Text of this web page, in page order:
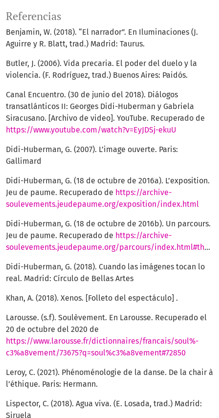
Referencias
Benjamin, W. (2018). “El narrador”. En Iluminaciones (J.
Aguirre y R. Blatt, trad.) Madrid: Taurus.
Butler, J. (2006). Vida precaria. El poder del duelo y la
violencia. (F. Rodríguez, trad.) Buenos Aires: Paidós.
Canal Encuentro. (30 de junio del 2018). Diálogos
transatlánticos II: Georges Didi-Huberman y Gabriela
Siracusano. [Archivo de video]. YouTube. Recuperado de
https://www.youtube.com/watch?v=EyJDSj-ekuU
Didi-Huberman, G. (2007). L’image ouverte. Paris:
Gallimard
Didi-Huberman, G. (18 de octubre de 2016a). L’exposition.
Jeu de paume. Recuperado de https://archive-
soulevements.jeudepaume.org/exposition/index.html
Didi-Huberman, G. (18 de octubre de 2016b). Un parcours.
Jeu de paume. Recuperado de https://archive-
soulevements.jeudepaume.org/parcours/index.html#theme_gestes
Didi-Huberman, G. (2018). Cuando las imágenes tocan lo
real. Madrid: Círculo de Bellas Artes
Khan, A. (2018). Xenos. [Folleto del espectáculo] .
Larousse. (s.f). Soulèvement. En Larousse. Recuperado el
20 de octubre del 2020 de
https://www.larousse.fr/dictionnaires/francais/soul%-
c3%a8vement/73675?q=soul%c3%a8vement#72850
Leroy, C. (2021). Phénoménologie de la danse. De la chair à
l’éthique. Paris: Hermann.
Lispector, C. (2018). Agua viva. (E. Losada, trad.) Madrid:
Siruela